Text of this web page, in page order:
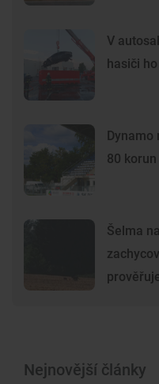
V
hasiči
Dynamo
80 korun
Šelma
Nejnovější články